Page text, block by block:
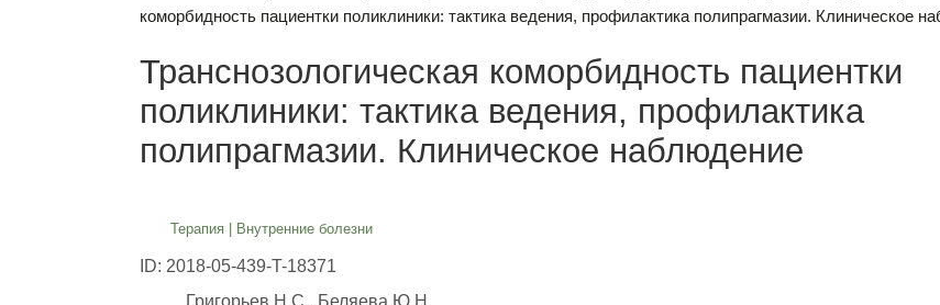
коморбидность пациентки поликлиники: тактика ведения, профилактика полипрагмазии. Клиническое
Транснозологическая коморбидность пациентки
поликлиники: тактика ведения, профилактика
полипрагмазии. Клиническое наблюдение
Терапия| Внутренние болезни
ID: 2018-05-439-T-18371